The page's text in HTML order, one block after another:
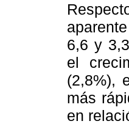
6,6 y
el
(2,8%),
más
en